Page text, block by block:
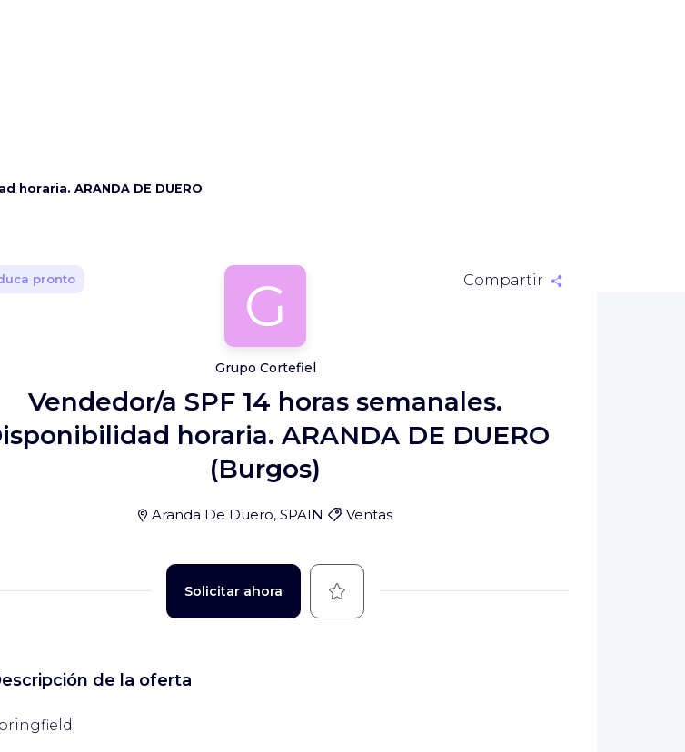
horaria. ARANDA DE DUERO
pronto G Compartir
Grupo Cortefiel
Vendedor/a SPF 14 horas semanales.
horaria. ARANDA DE DUERO
(Burgos)
Aranda De Duero, SPAIN Ventas
Solicitar ahora Guardar
de la oferta